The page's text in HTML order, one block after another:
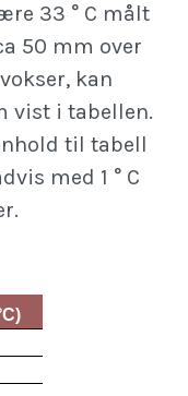
33 ° C målt
50 mm over
kan
vist i tabellen.
til tabell
med 1 ° C